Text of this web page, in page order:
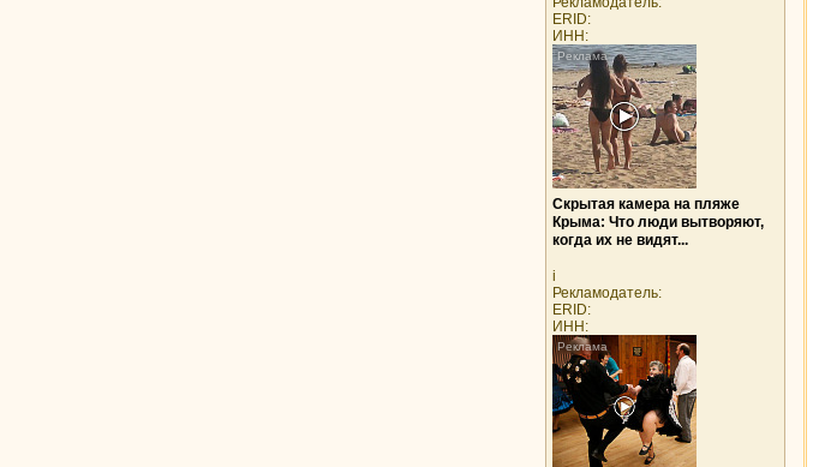
ERID:
ИНН:
Скрытая камера на пляже
Крыма: Что люди вытворяют,
когда их не видят...
i
Рекламодатель:
ERID:
ИНН: